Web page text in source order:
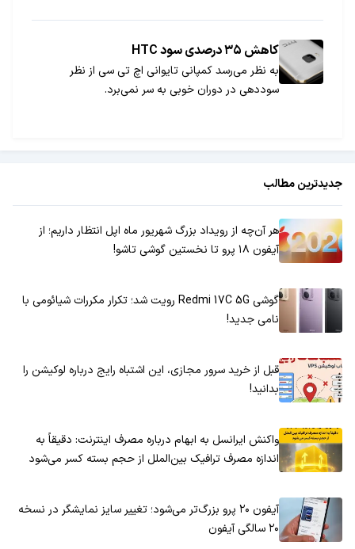
کاهش ۳۵ درصدی سود HTC
به نظر می‌رسد کمپانی تایوانی اچ تی سی از نظر
سوددهی در دوران خوبی به سر نمی‌برد.
جدیدترین مطالب
هر آن‌چه از رویداد بزرگ شهریور ماه اپل انتظار داریم؛ از
آیفون ۱۸ پرو تا نخستین گوشی تاشو!
گوشی Redmi 17C 5G رویت شد؛ تکرار مکررات شیائومی با
نامی جدید!
قبل از خرید سرور مجازی، این اشتباه رایج درباره لوکیشن را
بدانید!
واکنش ایرانسل به ابهام درباره مصرف اینترنت: دقیقاً به
اندازه مصرف ترافیک بین‌الملل از حجم بسته کسر می‌شود
آیفون ۲۰ پرو بزرگ‌تر می‌شود؛ تغییر سایز نمایشگر در نسخه
۲۰ سالگی آیفون